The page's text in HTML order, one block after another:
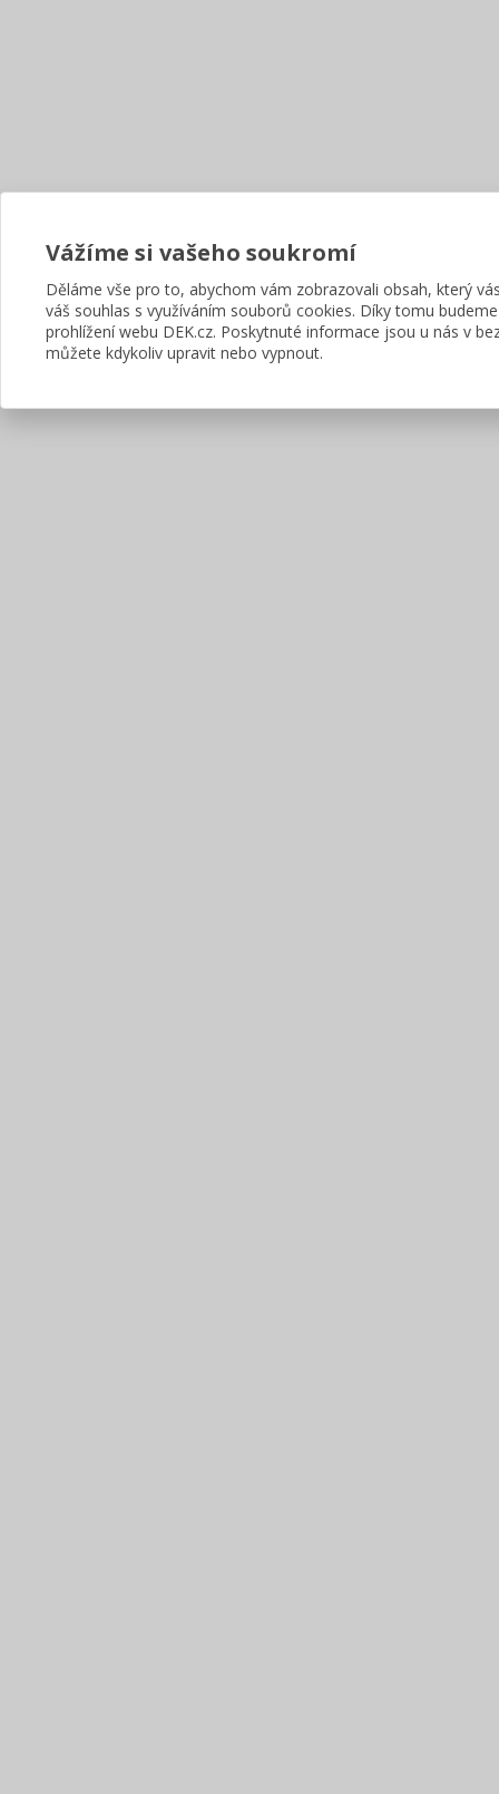
Vážíme si vašeho soukromí
Děláme vše pro to, abychom vám zobrazovali obsah, který
váš souhlas s využíváním souborů cookies. Díky tomu
prohlížení webu DEK.cz. Poskytnuté informace jsou u nás v
můžete kdykoliv upravit nebo vypnout.